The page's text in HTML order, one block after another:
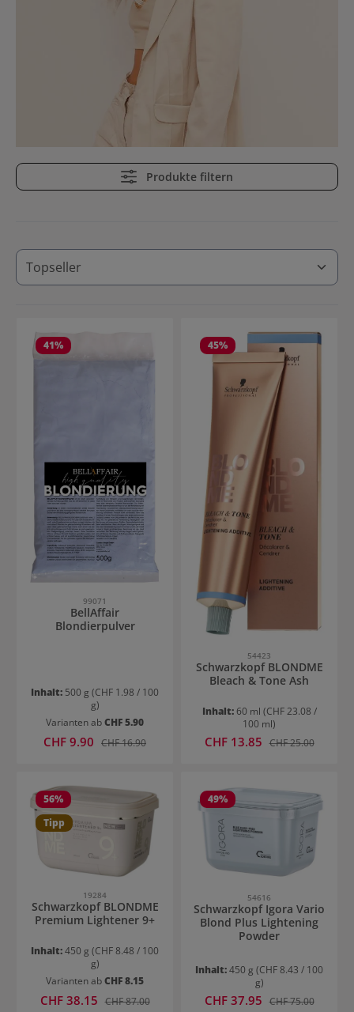
Produkte filtern
41%
99071
BellAffair
Blondierpulver
Inhalt: 500 g (CHF 1.98 / 100
g)
Varianten abCHF 5.90
Verkaufspreis:
CHF 9.90 Regulärer Preis:
CHF 16.90
45%
54423
Schwarzkopf BLONDME
Bleach & Tone Ash
Inhalt: 60 ml (CHF 23.08 /
100 ml)
Verkaufspreis:
CHF 13.85 Regulärer Preis:
CHF 25.00
56%
Tipp
19284
Schwarzkopf BLONDME
Premium Lightener 9+
Inhalt:450 g (CHF 8.48 / 100
g)
Varianten abCHF 8.15
Verkaufspreis:
CHF 38.15 Regulärer Preis:
CHF 87.00
49%
54616
Schwarzkopf Igora Vario
Blond Plus Lightening
Powder
Inhalt:450 g (CHF 8.43 / 100
g)
Verkaufspreis:
CHF 37.95 Regulärer Preis:
CHF 75.00